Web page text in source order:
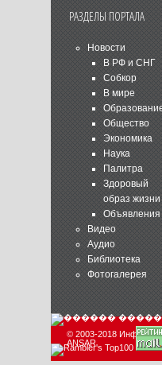
РАЗДЕЛЫ ПОРТАЛА
Новости
В РФ и СНГ
Собкор
В мире
Общество
Экономика
Наука
Палитра
Здоровый
образ жизни
Объявления
Видео
Аудио
Библиотека
Фотогалерея
© 2003-2018
ANSAR